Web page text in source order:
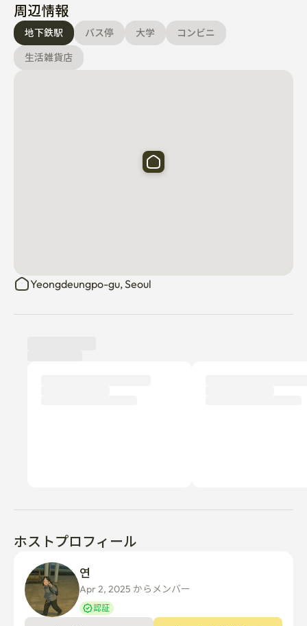
キッチン
• 電子レンジ、ガスコンロ、カウンタートップ
• 食器:スプーン、フォーク、ナイフ、箸
周辺情報
地下鉄駅 バス停 大学
コンビニ
生活雑貨店
Yeongdeungpo-gu, Seoul
ホストプロフィール
Apr 2, 2025 からメンバー
認証